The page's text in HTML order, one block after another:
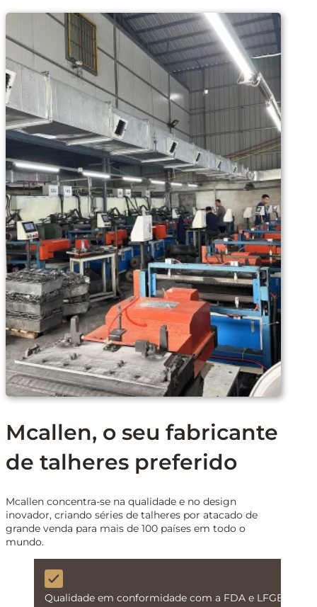
Mcallen, o seu fabricante
de talheres preferido
Mcallen concentra-se na qualidade e no design
inovador, criando séries de talheres por atacado de
grande venda para mais de 100 países em todo o
mundo.
Qualidade em conformidade com a FDA e LFGB